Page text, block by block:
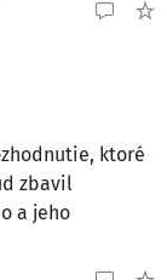
ktoré
zbavil
a jeho